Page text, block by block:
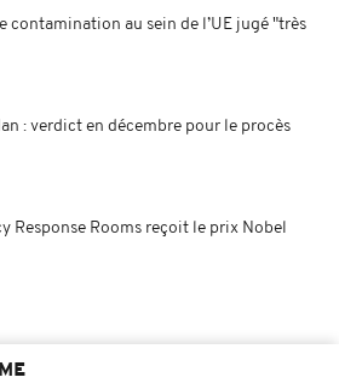
contamination au sein de l’UE jugé "très
: verdict en décembre pour le procès
Response Rooms reçoit le prix Nobel